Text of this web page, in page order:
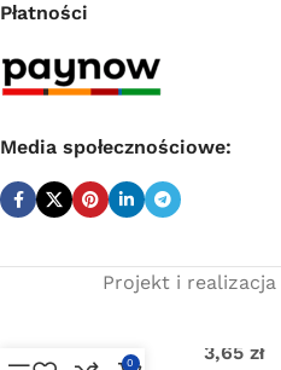
Płatności
Media społecznościowe:
Projekt i realizacja
złączka
Cena
3,65 zł
0